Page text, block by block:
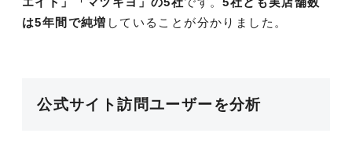
は5年間で純増 していることが分かりました。
公式サイト訪問ユーザーを分析